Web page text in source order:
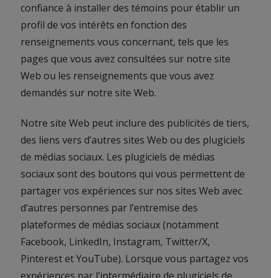
confiance à installer des témoins pour établir un
profil de vos intérêts en fonction des
renseignements vous concernant, tels que les
pages que vous avez consultées sur notre site
Web ou les renseignements que vous avez
demandés sur notre site Web.
Notre site Web peut inclure des publicités de tiers,
des liens vers d’autres sites Web ou des plugiciels
de médias sociaux. Les plugiciels de médias
sociaux sont des boutons qui vous permettent de
partager vos expériences sur nos sites Web avec
d’autres personnes par l’entremise des
plateformes de médias sociaux (notamment
Facebook, LinkedIn, Instagram, Twitter/X,
Pinterest et YouTube). Lorsque vous partagez vos